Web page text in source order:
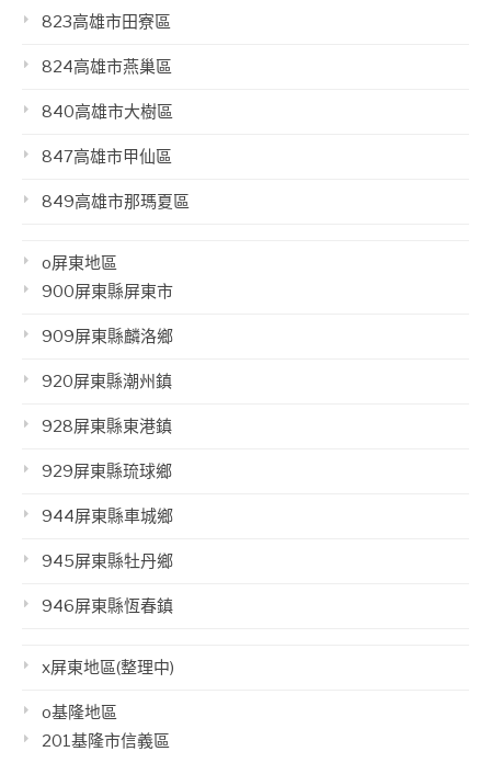
823高雄市田寮區
824高雄市燕巢區
840高雄市大樹區
847高雄市甲仙區
849高雄市那瑪夏區
o屏東地區
900屏東縣屏東市
909屏東縣麟洛鄉
920屏東縣潮州鎮
928屏東縣東港鎮
929屏東縣琉球鄉
944屏東縣車城鄉
945屏東縣牡丹鄉
946屏東縣恆春鎮
x屏東地區(整理中)
o基隆地區
201基隆市信義區